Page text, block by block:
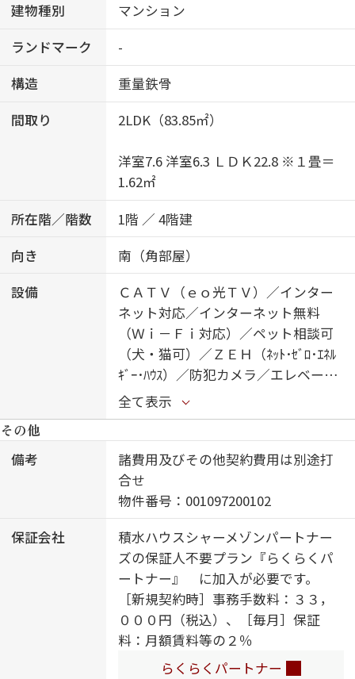
建物種別
マンション
ランドマーク
-
構造
重量鉄骨
間取り
2LDK（83.85㎡）
洋室7.6 洋室6.3 ＬＤＫ22.8 ※１畳＝
1.62㎡
所在階／階数
1階 ／ 4階建
向き
南（角部屋）
設備
ＣＡＴＶ（ｅｏ光ＴＶ）／インター
ネット対応／インターネット無料
（Ｗｉ－Ｆｉ対応）／ペット相談可
（犬・猫可）／ＺＥＨ（ﾈｯﾄ･ｾﾞﾛ･ｴﾈﾙ
ｷﾞｰ･ﾊｳｽ）／防犯カメラ／エレベータ
ー／オートロック・自動ドア／共用
玄関ドア／宅配ＢＯＸ／掲示板／ホ
テルライク／階段灯／屋外共用水栓
／ゴミ集積場（敷地内）／駐輪場
（屋根付き）／高遮音床システム
「ＳＨＡＩＤＤ５５」／消火器／イ
ンターロッキング／造園・植栽／Ｌ
ＧＢＴＱフレンドリー／シャーメゾ
ンガーデンズ／玄関鍵（①キー②ロ
ック）／ＩＯＴ対応／太陽光発電／
カラーモニタ付ドアホン／対面キッ
チン／３口ガスコンロ／給湯器（追
焚機能付）／エコジョーズ／給湯箇
所（浴室・台所・洗面所）／バス・
全て表示
その他
備考
諸費用及びその他契約費用は別途打
合せ
物件番号：001097200102
保証会社
積水ハウスシャーメゾンパートナー
ズの保証人不要プラン『らくらくパ
ートナー』 に加入が必要です。
［新規契約時］事務手数料：３３，
０００円（税込）、［毎月］保証
料：月額賃料等の２％
らくらくパートナー